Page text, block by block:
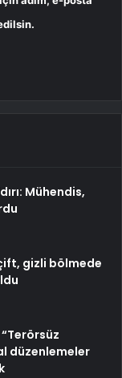
Mühendis,
gizli bölmede
“Terörsüz
düzenlemeler